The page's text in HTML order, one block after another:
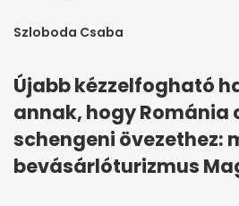
Szloboda Csaba
Újabb kézzelfogható
annak, hogy
schengeni övezethez:
bevásárlóturizmus